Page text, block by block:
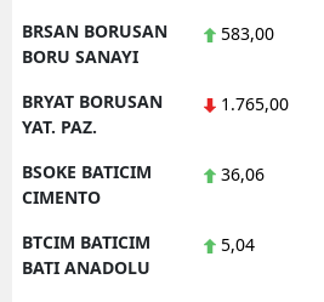
BRSAN BORUSAN
BORU SANAYI
583,00
BRYAT BORUSAN
YAT. PAZ.
1.765,00
BSOKE BATICIM
CIMENTO
36,06
BTCIM BATICIM
BATI ANADOLU
5,04